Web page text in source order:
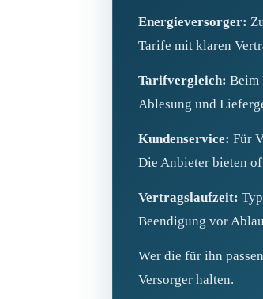
Energieversorger:
Tarife mit klaren
Tarifvergleich: Beim
Ablesung und
Kundenservice: Für
Die Anbieter bieten
Vertragslaufzeit:
Beendigung vor
Wer die für ihn
Versorger halten.